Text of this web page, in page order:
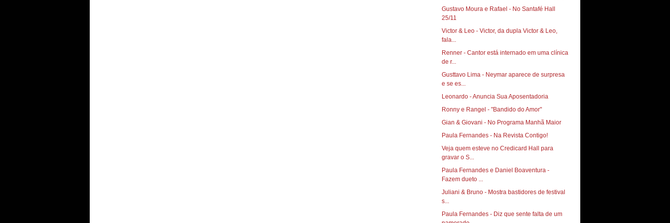
Gustavo Moura e Rafael - No Santafé Hall ‏
25/11
Victor & Leo - Victor, da dupla Victor & Leo,
fala...
Renner - Cantor está internado em uma clínica
de r...
Gusttavo Lima - Neymar aparece de surpresa
e se es...
Leonardo - Anuncia Sua Aposentadoria
Ronny e Rangel - "Bandido do Amor"
Gian & Giovani - No Programa Manhã Maior
Paula Fernandes - Na Revista Contigo!
Veja quem esteve no Credicard Hall para
gravar o S...
Paula Fernandes e Daniel Boaventura -
Fazem dueto ...
Juliani & Bruno - Mostra bastidores de festival
s...
Paula Fernandes - Diz que sente falta de um